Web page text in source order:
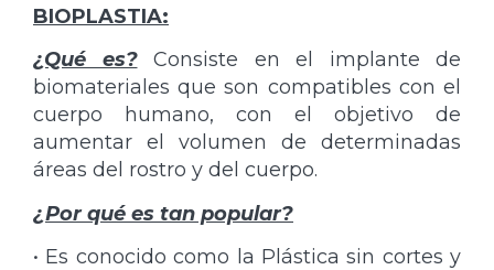
BIOPLASTIA:
¿Qué es?Consiste en el implante de
biomateriales que son compatibles con el
cuerpo humano, con el objetivo de
aumentar el volumen de determinadas
áreas del rostro y del cuerpo.
¿Por qué es tan popular?
• Es conocido como la Plástica sin cortes y